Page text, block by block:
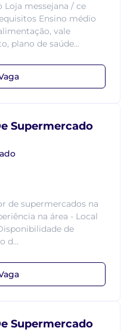
Loja messejana / ce
Ensino médio
vale
plano de saúde...
Supermercado
de supermercados na
na área - Local
de
d...
Supermercado